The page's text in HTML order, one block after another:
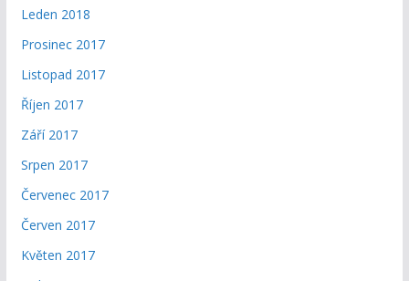
Leden 2018
Prosinec 2017
Listopad 2017
Říjen 2017
Září 2017
Srpen 2017
Červenec 2017
Červen 2017
Květen 2017